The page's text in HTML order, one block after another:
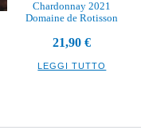
Chardonnay 2021
Domaine de Rotisson
21,90€
LEGGI TUTTO